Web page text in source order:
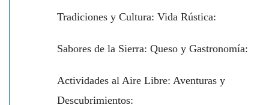
Tradiciones y Cultura: Vida Rústica:
Sabores de la Sierra: Queso y Gastronomía:
Actividades al Aire Libre: Aventuras y
Descubrimientos: